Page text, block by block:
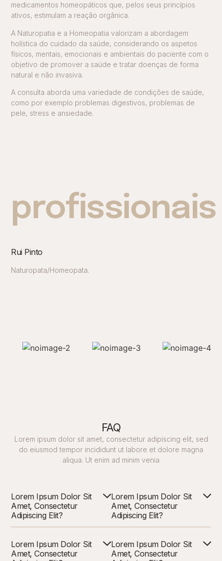
medicamentos homeopáticos que, pelos seus princípios
ativos, estimulam a reação orgânica.
A Naturopatia e a Homeopatia valorizam a abordagem
holística do cuidado da saúde, considerando os aspetos
físicos, mentais, emocionais e ambientais do paciente com o
objetivo de promover a saúde e tratar doenças de forma
natural e não invasiva.
A consulta aborda uma variedade de condições de saúde,
como por exemplo problemas digestivos, problemas de
pele, stress e ansiedade.
profissionais
Rui Pinto
Naturopata/Homeopata.
FAQ
Lorem ipsum dolor sit amet, consectetur adipiscing elit, sed
do eiusmod tempor incididunt ut labore et dolore magna
aliqua. Ut enim ad minim venia
Lorem Ipsum Dolor Sit
Amet, Consectetur
Adipiscing Elit?
Lorem Ipsum Dolor Sit
Amet, Consectetur
Lorem Ipsum Dolor Sit
Amet, Consectetur
Adipiscing Elit?
Lorem Ipsum Dolor Sit
Amet, Consectetur